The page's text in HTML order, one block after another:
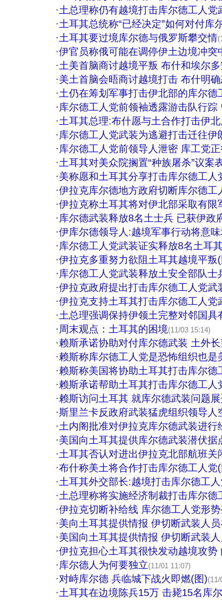
·土总理称仍有越境打击库尔德工人党
·土耳其总统称“已经决定”如何对付库
·土耳其要过境库尔德与俄罗斯攀交情
·伊官员称俄可能在调停伊土边境冲突
·土美首脑商讨越境平叛 布什和埃尔
·美土首脑会晤商讨越境打击 布什明
·土仍在筹划军事打击伊北部的库尔德
·库尔德工人党前领袖透露游击队行踪
·土耳其总理:布什愿与土合作打击伊
·库尔德工人党武装为逃避打击迁往伊
·库尔德工人党前领导人泄密 库工党
·土耳其对美众院搁置“种族屠杀”议案
·美称愿和土耳其分享打击库尔德工人
·伊拉克库尔德地方政府切断库尔德工
·伊拉克称土耳其将对伊北部采取有限
·库尔德武装释放8名土士兵 已获伊政
·伊库尔德领导人:越境军事行动将意
·库尔德工人党武装证实释放8名土耳
·伊拉克多重努力欲阻土耳其越境平叛
·库尔德工人党武装释放土安全部队士
·伊拉克政府提出打击库尔德工人党武
·伊拉克支持土耳其打击库尔德工人党
·土总理强调保持伊领土完整对邻国具
·周末观点：土耳其的困境(11/03 15:14)
·赖斯承诺协助对付库尔德武装 土外
·赖斯称库尔德工人党是恐怖组织也是
·赖斯称美国将协助土耳其打击库尔德
·赖斯承诺帮助土耳其打击库尔德工人
·赖斯访问土耳其 就库尔德武装问题
·斯里兰卡反政府武装猛虎组织领导人
·土内阁批准对伊拉克库尔德武装进行
·美国向土耳其提供库尔德武装潜伏据
·土耳其否认对进出伊拉克北部航班关
·布什称美土将合作打击库尔德工人党
·土耳其外交部长:越境打击库尔德工
·土总理称将实施经济制裁打击库尔德
·伊拉克切断补给线 库尔德工人党形
·美向土耳其提供情报 伊切断武装人
·美国向土耳其提供情报 伊切断武装
·伊拉克担心土耳其很快发动越境攻势
·库尔德人为何要独立(11/01 11:07)
·对峙库尔德 兵临城下战火即燃(图)(11/
·土耳其在边境陈兵15万 击毙15名库